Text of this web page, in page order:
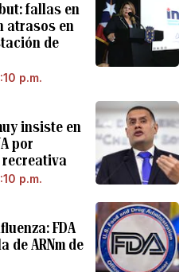
fallas en
atrasos en
de
p.m.
insiste en
por
p.m.
FDA
de ARNm de